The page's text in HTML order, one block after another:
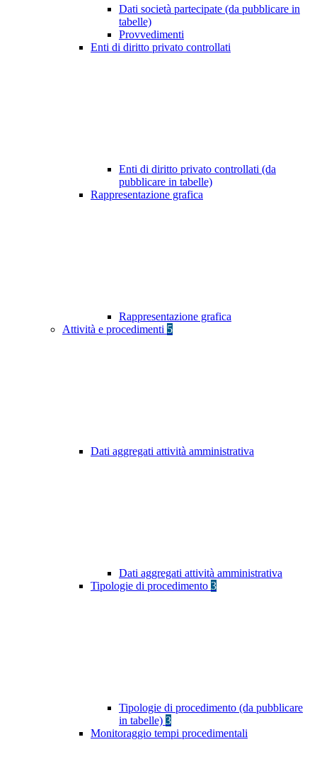
Dati società partecipate (da pubblicare in
tabelle)
Provvedimenti
Enti di diritto privato controllati
Enti di diritto privato controllati (da
pubblicare in tabelle)
Rappresentazione grafica
Rappresentazione grafica
Attività e procedimenti 5
Dati aggregati attività amministrativa
Dati aggregati attività amministrativa
Tipologie di procedimento 3
Tipologie di procedimento (da pubblicare
in tabelle) 3
Monitoraggio tempi procedimentali